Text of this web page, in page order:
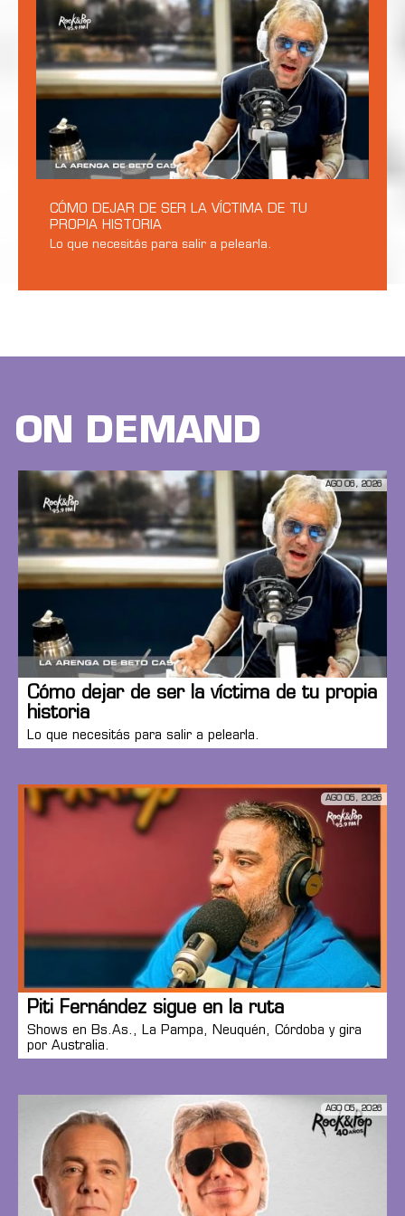
CÓMO DEJAR DE SER LA VÍCTIMA DE TU
PROPIA HISTORIA
Lo que necesitás para salir a pelearla.
ON DEMAND
AGO 06, 2026
Cómo dejar de ser la víctima de tu propia
historia
Lo que necesitás para salir a pelearla.
AGO 05, 2026
Piti Fernández sigue en la ruta
Shows en Bs.As., La Pampa, Neuquén, Córdoba y gira
por Australia.
AGO 05, 2026